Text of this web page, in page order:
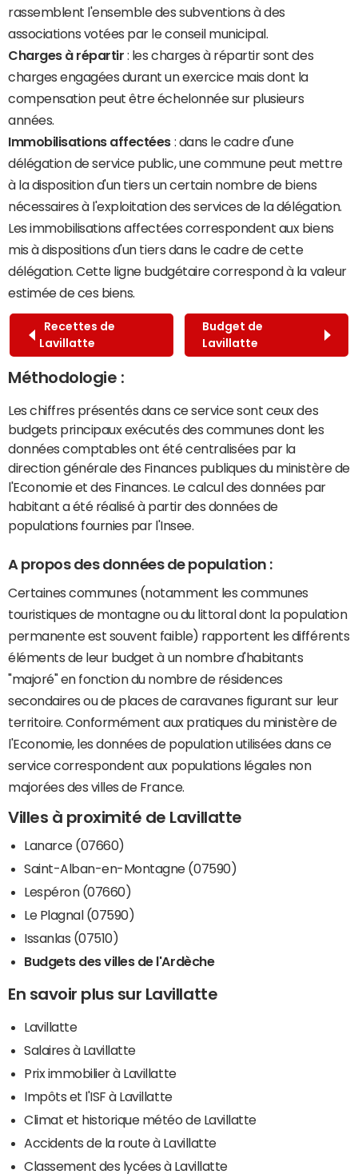
rassemblent l'ensemble des subventions à des
associations votées par le conseil municipal.
Charges à répartir : les charges à répartir sont des
charges engagées durant un exercice mais dont la
compensation peut être échelonnée sur plusieurs
années.
Immobilisations affectées : dans le cadre d'une
délégation de service public, une commune peut mettre
à la disposition d'un tiers un certain nombre de biens
nécessaires à l'exploitation des services de la délégation.
Les immobilisations affectées correspondent aux biens
mis à dispositions d'un tiers dans le cadre de cette
délégation. Cette ligne budgétaire correspond à la valeur
estimée de ces biens.
Recettes de
Lavillatte
Budget de
Lavillatte
Méthodologie :
Les chiffres présentés dans ce service sont ceux des
budgets principaux exécutés des communes dont les
données comptables ont été centralisées par la
direction générale des Finances publiques du ministère de
l'Economie et des Finances. Le calcul des données par
habitant a été réalisé à partir des données de
populations fournies par l'Insee.
A propos des données de population :
Certaines communes (notamment les communes
touristiques de montagne ou du littoral dont la population
permanente est souvent faible) rapportent les différents
éléments de leur budget à un nombre d'habitants
"majoré" en fonction du nombre de résidences
secondaires ou de places de caravanes figurant sur leur
territoire. Conformément aux pratiques du ministère de
l'Economie, les données de population utilisées dans ce
service correspondent aux populations légales non
majorées des villes de France.
Villes à proximité de Lavillatte
Lanarce (07660)
Saint-Alban-en-Montagne (07590)
Lespéron (07660)
Le Plagnal (07590)
Issanlas (07510)
Budgets des villes de l'Ardèche
En savoir plus sur Lavillatte
Lavillatte
Salaires à Lavillatte
Prix immobilier à Lavillatte
Impôts et l'ISF à Lavillatte
Climat et historique météo de Lavillatte
Accidents de la route à Lavillatte
Classement des lycées à Lavillatte